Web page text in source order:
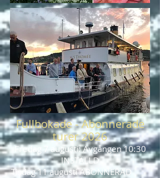
Fullbokade - Abonnerade
turer 2026
Fredag 7 augusti: Avgången 10:30
INSTÄLLD
Tisdag 11 augusti ABONNERAD